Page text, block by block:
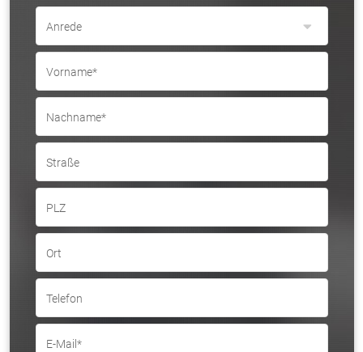
Anrede
Vorname*
Nachname*
Straße
PLZ
Ort
Telefon
E-Mail*